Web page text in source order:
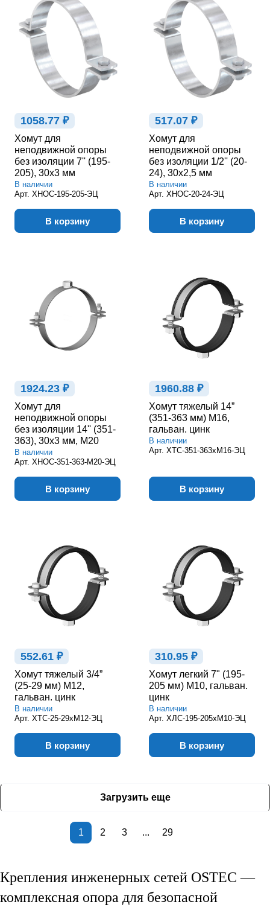
1058.77 ₽
Хомут для
неподвижной опоры
без изоляции 7'' (195-
205), 30х3 мм
В наличии
Арт. ХНОС-195-205-ЭЦ
В корзину
517.07 ₽
Хомут для
неподвижной опоры
без изоляции 1/2'' (20-
24), 30х2,5 мм
В наличии
Арт. ХНОС-20-24-ЭЦ
В корзину
1924.23 ₽
Хомут для
неподвижной опоры
без изоляции 14'' (351-
363), 30х3 мм, М20
В наличии
Арт. ХНОС-351-363-М20-ЭЦ
В корзину
1960.88 ₽
Хомут тяжелый 14”
(351-363 мм) М16,
гальван. цинк
В наличии
Арт. ХТС-351-363хМ16-ЭЦ
В корзину
552.61 ₽
Хомут тяжелый 3/4”
(25-29 мм) М12,
гальван. цинк
В наличии
Арт. ХТС-25-29хМ12-ЭЦ
В корзину
310.95 ₽
Хомут легкий 7" (195-
205 мм) М10, гальван.
цинк
В наличии
Арт. ХЛС-195-205хМ10-ЭЦ
В корзину
Загрузить еще
1 2 3 ... 29
Крепления инженерных сетей OSTEC —
комплексная опора для безопасной